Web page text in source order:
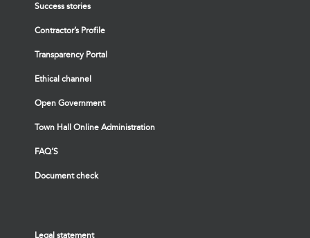
Success stories
Contractor’s Profile
Transparency Portal
Ethical channel
Open Government
Town Hall Online Administration
FAQ’S
Document check
Legal statement